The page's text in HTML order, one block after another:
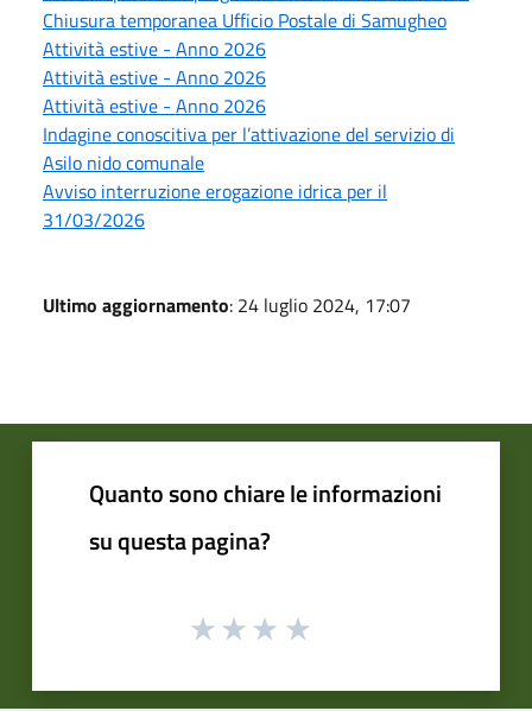
Chiusura temporanea Ufficio Postale di Samugheo
Attività estive - Anno 2026
Attività estive - Anno 2026
Attività estive - Anno 2026
Indagine conoscitiva per l’attivazione del servizio di
Asilo nido comunale
Avviso interruzione erogazione idrica per il
31/03/2026
Ultimo aggiornamento: 24 luglio 2024, 17:07
Quanto sono chiare le informazioni
su questa pagina?